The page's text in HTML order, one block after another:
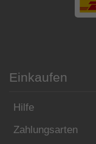
Einkaufen
Hilfe
Zahlungsarten